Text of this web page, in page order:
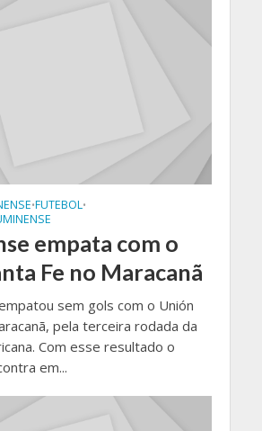
•FUTEBOL•
empata com o
Fe no Maracanã
sem gols com o Unión
pela terceira rodada da
Com esse resultado o
em...